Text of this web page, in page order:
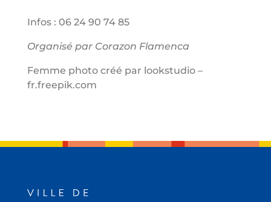
Infos : 06 24 90 74 85
Organisé par Corazon Flamenca
Femme photo créé par lookstudio –
fr.freepik.com